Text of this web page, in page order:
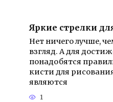
Яркие стрелки
Нет ничего лучше,
взгляд. А для
понадобятся
кисти для
являются
1